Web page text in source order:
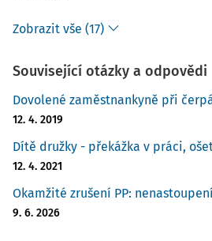
Zobrazit vše (17)
Související otázky a odpovědi
Dovolené zaměstnankyně při
12. 4. 2019
Dítě družky - překážka v práci,
12. 4. 2021
Okamžité zrušení PP:
9. 6. 2026